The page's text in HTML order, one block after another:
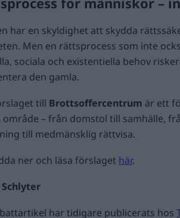
har en skyldighet att skydda
Men en rättsprocess som inte
sociala och existentiella behov
den gamla.
till Brottsoffercentrum är ett
område – från domstol till samhälle,
till medmänsklig rättvisa.
ner och läsa förslaget här.
Schlyter
har tidigare publicerats hos